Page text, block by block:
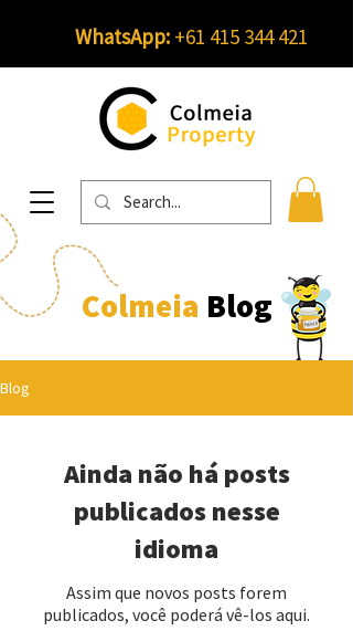
WhatsApp:+61 415 344 421
Colmeia Blog
Blog
Ainda não há posts
publicados nesse
idioma
Assim que novos posts forem
publicados, você poderá vê-los aqui.